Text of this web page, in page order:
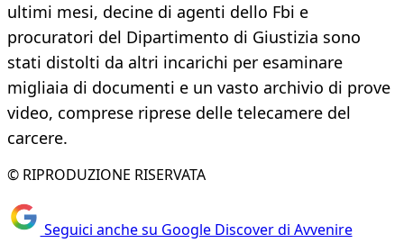
ultimi mesi, decine di agenti dello Fbi e
procuratori del Dipartimento di Giustizia sono
stati distolti da altri incarichi per esaminare
migliaia di documenti e un vasto archivio di prove
video, comprese riprese delle telecamere del
carcere.
© RIPRODUZIONE RISERVATA
Seguici anche su Google Discover di Avvenire